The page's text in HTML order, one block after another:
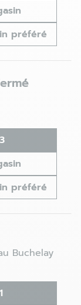
préféré
préféré
Buchelay